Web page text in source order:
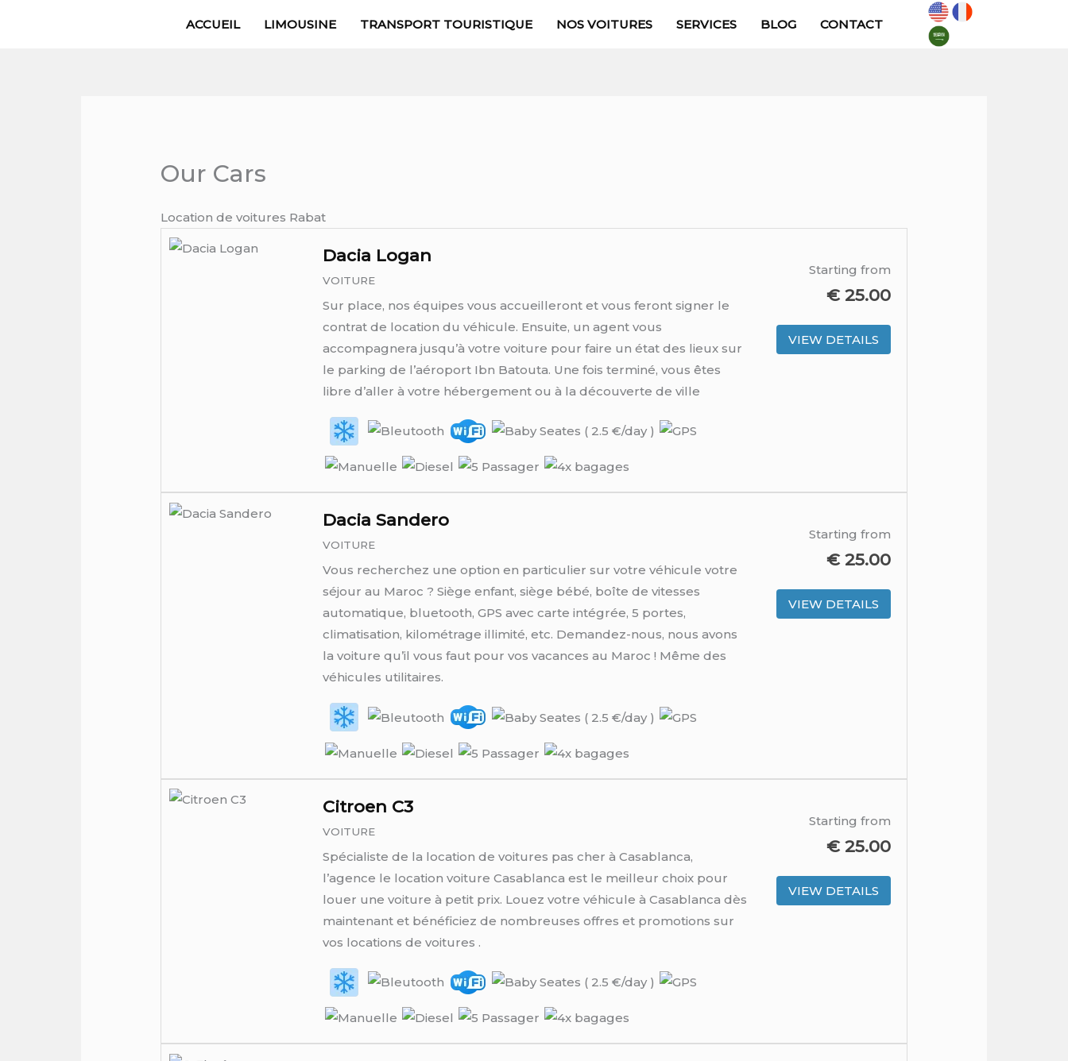
ACCUEIL LIMOUSINE TRANSPORT TOURISTIQUE NOS VOITURES SERVICES BLOG CONTACT
Our Cars
Location de voitures Rabat
Dacia Logan
VOITURE
Sur place, nos équipes vous accueilleront et vous feront signer le
contrat de location du véhicule. Ensuite, un agent vous
accompagnera jusqu’à votre voiture pour faire un état des lieux sur
le parking de l’aéroport Ibn Batouta. Une fois terminé, vous êtes
libre d’aller à votre hébergement ou à la découverte de ville
Starting from
€ 25.00
VIEW DETAILS
Dacia Sandero
VOITURE
Vous recherchez une option en particulier sur votre véhicule votre
séjour au Maroc ? Siège enfant, siège bébé, boîte de vitesses
automatique, bluetooth, GPS avec carte intégrée, 5 portes,
climatisation, kilométrage illimité, etc. Demandez-nous, nous avons
la voiture qu’il vous faut pour vos vacances au Maroc ! Même des
véhicules utilitaires.
Starting from
€ 25.00
VIEW DETAILS
Citroen C3
VOITURE
Spécialiste de la location de voitures pas cher à Casablanca,
l’agence le location voiture Casablanca est le meilleur choix pour
louer une voiture à petit prix. Louez votre véhicule à Casablanca dès
maintenant et bénéficiez de nombreuses offres et promotions sur
vos locations de voitures .
Starting from
€ 25.00
VIEW DETAILS